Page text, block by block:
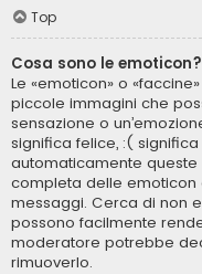
Top
Cosa sono le emoticon?
Le «emoticon» o
piccole immagini che
sensazione o
significa felice, :(
automaticamente queste
completa delle emoticon
messaggi. Cerca di non
possono facilmente
moderatore potrebbe
rimuoverlo.